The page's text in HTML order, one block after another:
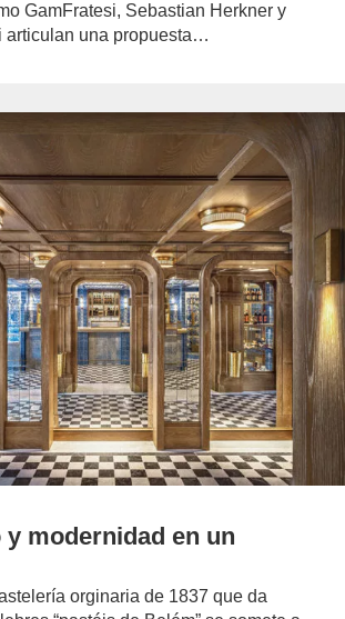
GamFratesi, Sebastian Herkner y
articulan una propuesta…
modernidad en un
orginaria de 1837 que da